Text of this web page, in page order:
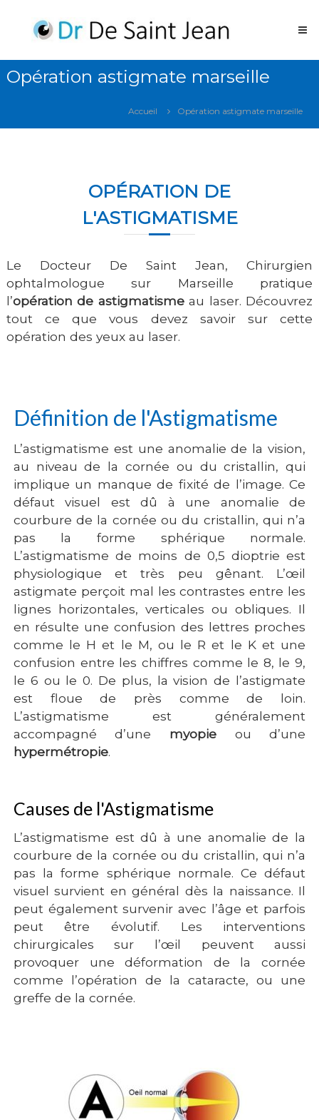
contenu
Operation
des
Laser
Marseille
Opération astigmate marseille
Accueil Opération astigmate marseille
OPÉRATION DE
L'ASTIGMATISME
Le Docteur De Saint Jean, Chirurgien
ophtalmologue sur Marseille pratique
l’opération de astigmatisme au laser. Découvrez
tout ce que vous devez savoir sur cette
opération des yeux au laser.
Définition de l'Astigmatisme
L’astigmatisme est une anomalie de la vision,
au niveau de la cornée ou du cristallin, qui
implique un manque de fixité de l’image. Ce
défaut visuel est dû à une anomalie de
courbure de la cornée ou du cristallin, qui n’a
pas la forme sphérique normale.
L’astigmatisme de moins de 0,5 dioptrie est
physiologique et très peu gênant. L’œil
astigmate perçoit mal les contrastes entre les
lignes horizontales, verticales ou obliques. Il
en résulte une confusion des lettres proches
comme le H et le M, ou le R et le K et une
confusion entre les chiffres comme le 8, le 9,
le 6 ou le 0. De plus, la vision de l’astigmate
est floue de près comme de loin.
L’astigmatisme est généralement
accompagné d’une myopie ou d’une
hypermétropie.
Causes de l'Astigmatisme
L’astigmatisme est dû à une anomalie de la
courbure de la cornée ou du cristallin, qui n’a
pas la forme sphérique normale. Ce défaut
visuel survient en général dès la naissance. Il
peut également survenir avec l’âge et parfois
peut être évolutif. Les interventions
chirurgicales sur l’œil peuvent aussi
provoquer une déformation de la cornée
comme l’opération de la cataracte, ou une
greffe de la cornée.